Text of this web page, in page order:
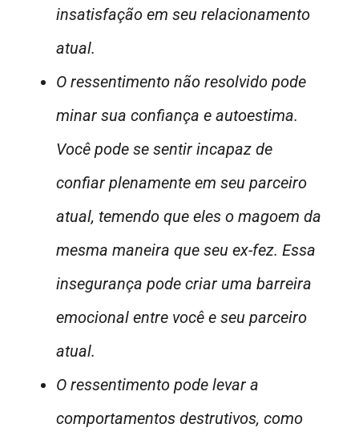
insatisfação em seu relacionamento
atual.
O ressentimento não resolvido pode
minar sua confiança e autoestima.
Você pode se sentir incapaz de
confiar plenamente em seu parceiro
atual, temendo que eles o magoem da
mesma maneira que seu ex-fez. Essa
insegurança pode criar uma barreira
emocional entre você e seu parceiro
atual.
O ressentimento pode levar a
comportamentos destrutivos, como